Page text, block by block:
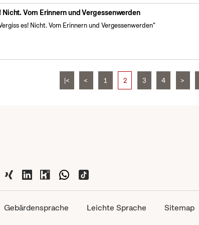
Nicht. Vom Erinnern und Vergessenwerden
es! Nicht. Vom Erinnern und Vergessenwerden"
|< < 1 2 3 4 >
Gebärdensprache Leichte Sprache Sitemap